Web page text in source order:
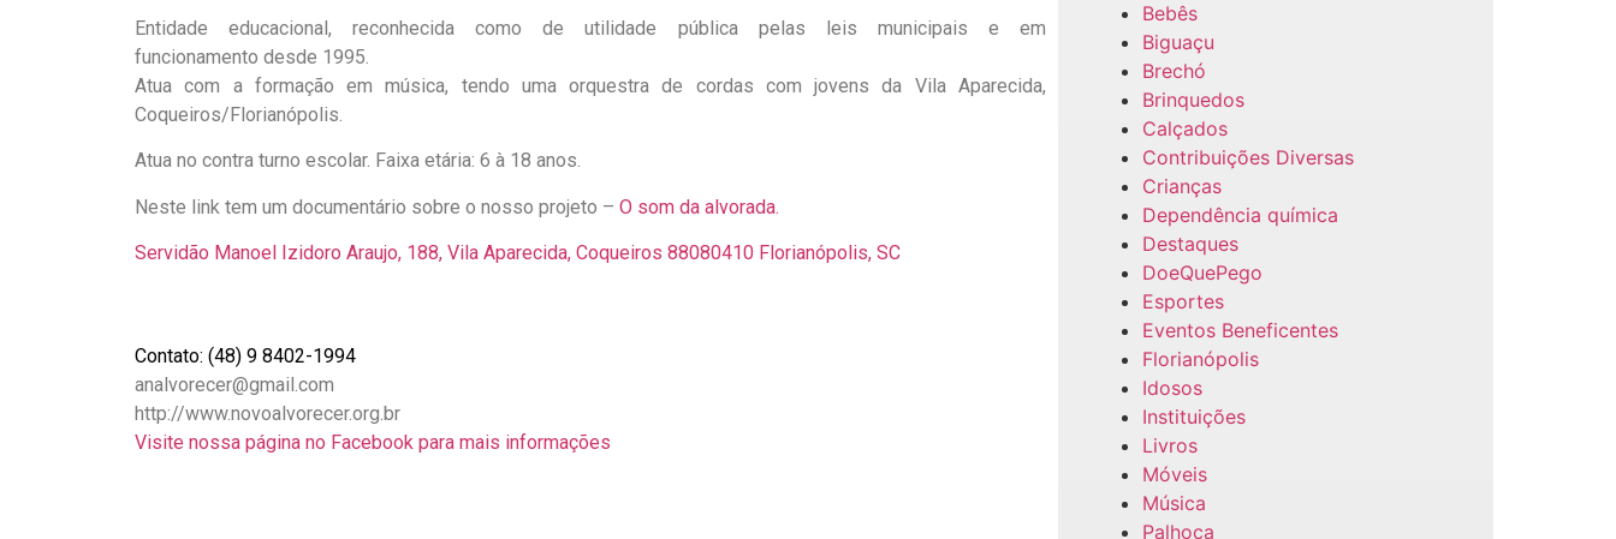
Entidade educacional, reconhecida como de utilidade pública pelas leis municipais e em
funcionamento desde 1995.
Atua com a formação em música, tendo uma orquestra de cordas com jovens da Vila Aparecida,
Coqueiros/Florianópolis.
Atua no contra turno escolar. Faixa etária: 6 à 18 anos.
Neste link tem um documentário sobre o nosso projeto – O som da alvorada.
Servidão Manoel Izidoro Araujo, 188, Vila Aparecida, Coqueiros 88080410 Florianópolis, SC
Contato: (48) 9 8402-1994
analvorecer@gmail.com
http://www.novoalvorecer.org.br
Visite nossa página no Facebook para mais informações
Bebês
Biguaçu
Brechó
Brinquedos
Calçados
Contribuições Diversas
Crianças
Dependência química
Destaques
DoeQuePego
Esportes
Eventos Beneficentes
Florianópolis
Idosos
Instituições
Livros
Móveis
Música
Palhoça